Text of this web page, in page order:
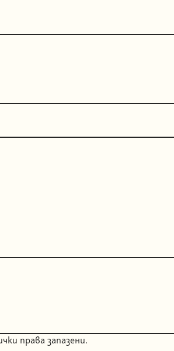
права запазени.